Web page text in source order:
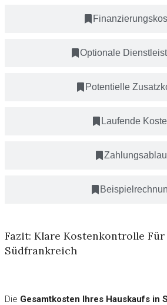
Optionale
Potentielle
Laufende
Fazit: Klare Kostenkontrolle
Südfrankreich
Die Gesamtkosten Ihres Hauskaufs in